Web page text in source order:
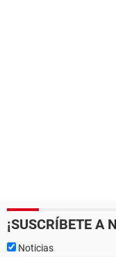
¡SUSCRÍBETE A
Noticias